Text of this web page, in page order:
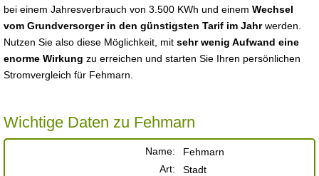
bei einem Jahresverbrauch von 3.500 KWh und einem Wechsel
vom Grundversorger in den günstigsten Tarif im Jahrwerden.
Nutzen Sie also diese Möglichkeit, mit sehr wenig Aufwand eine
enorme Wirkung zu erreichen und starten Sie Ihren persönlichen
Stromvergleich für Fehmarn.
Wichtige Daten zu Fehmarn
Name:
Fehmarn
Art:
Stadt